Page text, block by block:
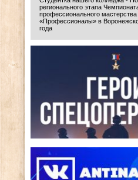
регионального этапа
профессионального мастерства
«Профессионалы» в
года